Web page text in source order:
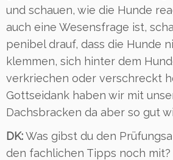
und schauen, wie die Hunde
auch eine Wesensfrage ist,
penibel drauf, dass die Hunde
klemmen, sich hinter dem
verkriechen oder verschreckt
Gottseidank haben wir mit
Dachsbracken da aber so gut
DK:Was gibst du den
den fachlichen Tipps noch mit?